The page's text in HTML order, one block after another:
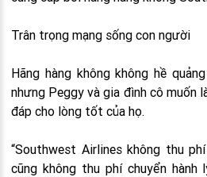
Trân trọng mạng sống con người
Hãng hàng không không hề
nhưng Peggy và gia đình cô muốn
đáp cho lòng tốt của họ.
“Southwest Airlines không thu
cũng không thu phí chuyển